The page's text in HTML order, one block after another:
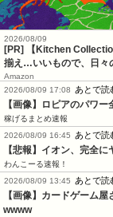
2026/08/09
[PR] 【Kitchen
揃え…いいもので、日々
Amazon
2026/08/09 17:08
あとで読
【画像】ロピアのパワ
稼げるまとめ速報
2026/08/09 16:45
あとで読
【悲報】イオン、完全
わんこーる速報！
2026/08/09 13:45
あとで読
【画像】カードゲーム
wwww